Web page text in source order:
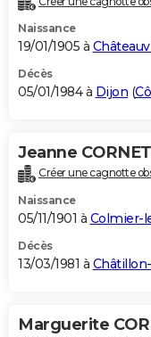
Naissance
19/01/1905 à
Décès
05/01/1984 à Dijon (
Jeanne
Créer une cagnotte
Naissance
05/11/1901 à Colmier-
Décès
13/03/1981 à
Marguerite